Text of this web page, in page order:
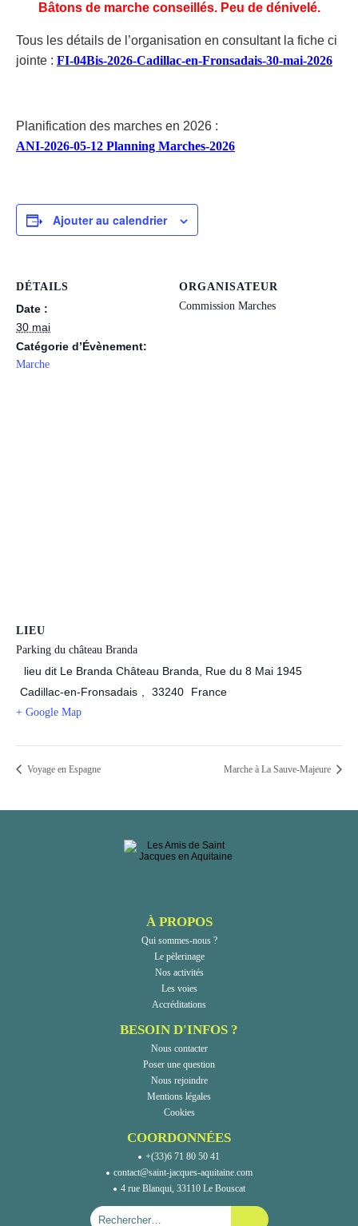
Bâtons de marche conseillés. Peu de dénivelé.
Tous les détails de l’organisation en consultant la fiche ci
jointe : FI-04Bis-2026-Cadillac-en-Fronsadais-30-mai-2026
Planification des marches en 2026 :
ANI-2026-05-12 Planning Marches-2026
Ajouter au calendrier
DÉTAILS
Date :
30 mai
Catégorie d’Évènement:
Marche
ORGANISATEUR
Commission Marches
LIEU
Parking du château Branda
lieu dit Le Branda Château Branda, Rue du 8 Mai 1945
Cadillac-en-Fronsadais
33240 France
+ Google Map
Voyage en Espagne Marche à La Sauve-Majeure
À PROPOS
Qui sommes-nous ?
Le pèlerinage
Nos activités
Les voies
Accréditations
BESOIN D'INFOS ?
Nous contacter
Poser une question
Nous rejoindre
Mentions légales
Cookies
COORDONNÉES
+(33)6 71 80 50 41
contact@saint-jacques-aquitaine.com
4 rue Blanqui, 33110 Le Bouscat